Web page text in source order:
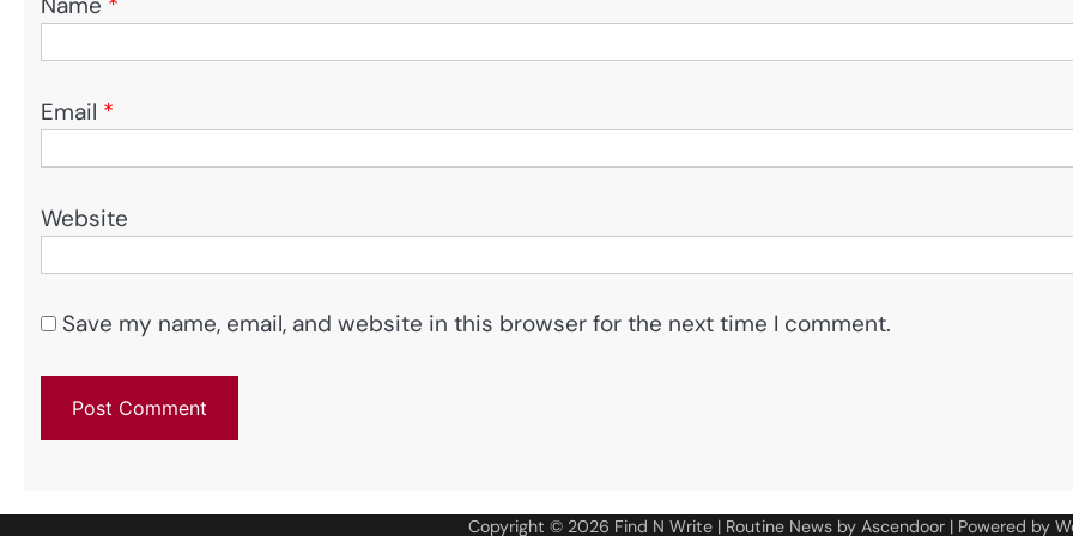
Email *
Website
Save my name, email, and website in this browser for the next time I comment.
Copyright © 2026 Find N Write| Routine News by Ascendoor| Powered by